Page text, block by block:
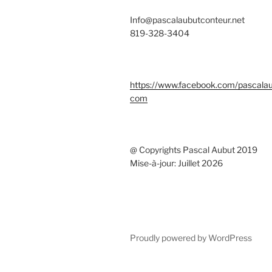
Info@pascalaubutconteur.net
819-328-3404
https://www.facebook.com/
com
@ Copyrights Pascal Aubut 2019
Mise-à-jour: Juillet 2026
Proudly powered by WordPress